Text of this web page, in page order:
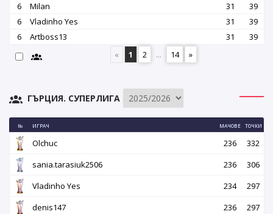
6
Milan 31
39
6
Vladinho Yes 31
39
6
Artboss13 31
39
«
1 2 ... 14 »
ГЪРЦИЯ. СУПЕРЛИГА
№ ИГРАЧ МАЧОВЕ ТОЧКИ
Olchuc 236
332
sania.tarasiuk2506
236
306
Vladinho Yes
234
297
denis147
236
297